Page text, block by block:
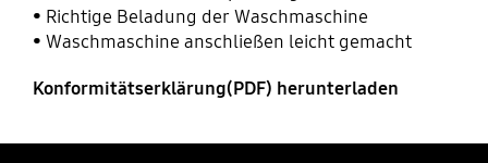
Richtige Beladung der Waschmaschine
Waschmaschine anschließen leicht gemacht
Konformitätserklärung(PDF) herunterladen